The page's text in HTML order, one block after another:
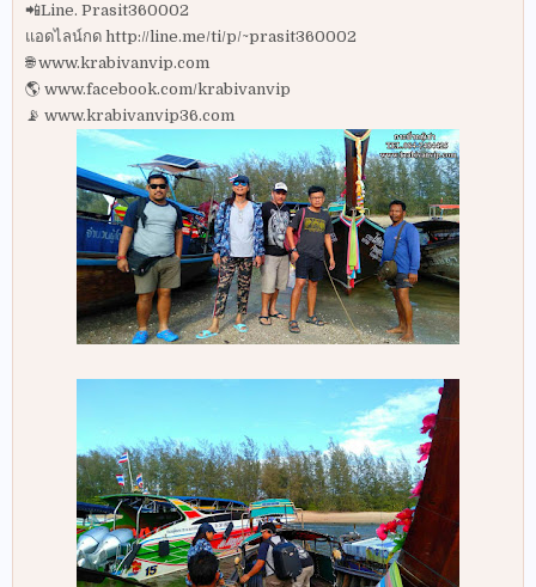
📲Line. Prasit360002
แอดไลน์กด http://line.me/ti/p/~prasit360002
🌐 www.krabivanvip.com
🌎 www.facebook.com/krabivanvip
📡 www.krabivanvip36.com